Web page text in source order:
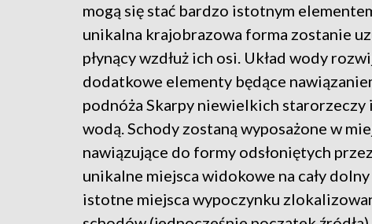
mogą się stać bardzo istotnym
unikalna krajobrazowa forma zostanie
płynący wzdłuż ich osi. Układ wody
dodatkowe elementy będące
podnóża Skarpy niewielkich starorzeczy
wodą. Schody zostaną wyposażone w
nawiązujące do formy odsłoniętych
unikalne miejsca widokowe na cały
istotne miejsca wypoczynku